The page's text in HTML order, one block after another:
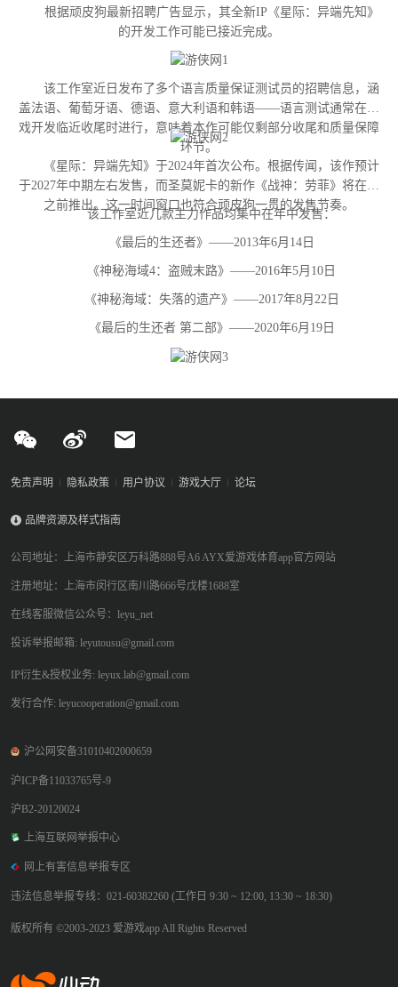
根据顽皮狗最新招聘广告显示，其全新IP《星际：异端先知》
的开发工作可能已接近完成。
该工作室近日发布了多个语言质量保证测试员的招聘信息，涵
盖法语、葡萄牙语、德语、意大利语和韩语——语言测试通常在游
戏开发临近收尾时进行，意味着本作可能仅剩部分收尾和质量保障
环节。
《星际：异端先知》于2024年首次公布。根据传闻，该作预计
于2027年中期左右发售，而圣莫妮卡的新作《战神：劳菲》将在其
之前推出。这一时间窗口也符合顽皮狗一贯的发售节奏。
该工作室近几款主力作品均集中在年中发售：
《最后的生还者》——2013年6月14日
《神秘海域4：盗贼末路》——2016年5月10日
《神秘海域：失落的遗产》——2017年8月22日
《最后的生还者 第二部》——2020年6月19日
免责声明 隐私政策 用户协议 游戏大厅 论坛
品牌资源及样式指南
公司地址：上海市静安区万科路888号A6 AYX爱游戏体育app官方网站
注册地址：上海市闵行区南川路666号戊楼1688室
在线客服微信公众号：leyu_net
投诉举报邮箱: leyutousu@gmail.com
IP衍生&授权业务: leyux.lab@gmail.com
发行合作: leyucooperation@gmail.com
沪公网安备31010402000659
沪ICP备11033765号-9
沪B2-20120024
上海互联网举报中心
网上有害信息举报专区
违法信息举报专线：021-60382260 (工作日 9:30 ~ 12:00, 13:30 ~ 18:30)
版权所有 ©2003-2023 爱游戏app All Rights Reserved
爱游戏app体育